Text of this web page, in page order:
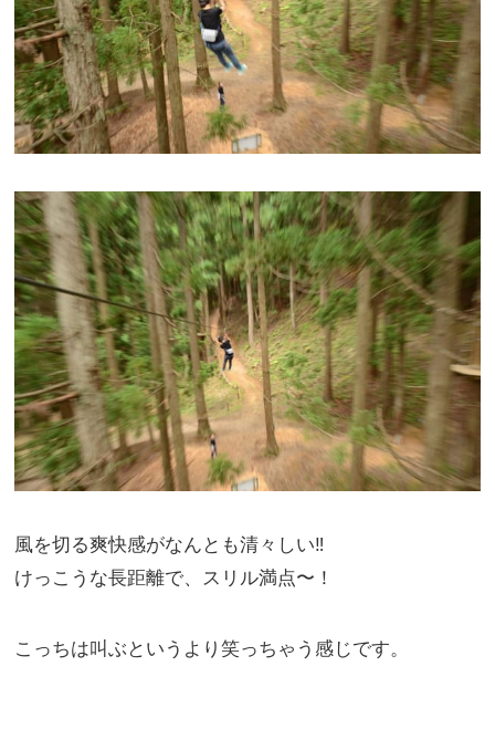
風を切る爽快感がなんとも清々しい‼︎
けっこうな長距離で、スリル満点〜！
こっちは叫ぶというより笑っちゃう感じです。